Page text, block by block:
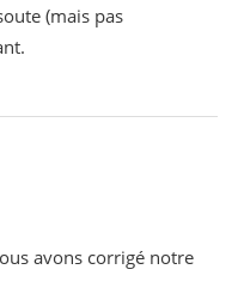
(mais pas
avons corrigé notre